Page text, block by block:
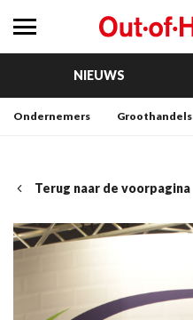
NIEUWS
Ondernemers Groothandels
Terug naar de voorpagina